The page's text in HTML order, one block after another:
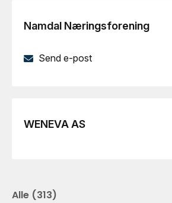
Namdal Næringsforening
Send e-post
WENEVA AS
Alle (313)